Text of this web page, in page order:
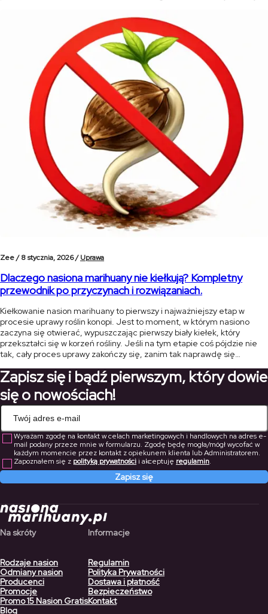
konopnej. Serial łączy w sobie elementy dramatu rodzinnego, […]
Zee /8 stycznia, 2026 /Uprawa
Dlaczego nasiona marihuany nie kiełkują? Kompletny
przewodnik po przyczynach i rozwiązaniach.
Kiełkowanie nasion marihuany to pierwszy i najważniejszy etap w
procesie uprawy roślin konopi. Jest to moment, w którym nasiono
zaczyna się otwierać, wypuszczając pierwszy biały kiełek, który
przekształci się w korzeń rośliny. Jeśli na tym etapie coś pójdzie nie
tak, cały proces uprawy zakończy się, zanim tak naprawdę się
[…]
Zapisz się i bądź pierwszym, który dowie
się o nowościach!
Wyrażam zgodę na kontakt w celach marketingowych i handlowych na adres e-
mail podany przeze mnie w formularzu. Zgodę będę mogła/mógł wycofać w
każdym momencie przez kontakt z opiekunem klienta lub Administratorem.
Zapoznałem się z polityką prywatnościi akceptuję regulamin.
Zapisz się
Na skróty
Rodzaje nasion
Odmiany nasion
Producenci
Promocje
Promo 15 Nasion Gratis
Blog
Informacje
Regulamin
Polityka Prywatności
Dostawa i płatność
Bezpieczeństwo
Kontakt